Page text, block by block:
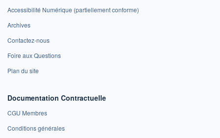
Accessibilité Numérique (partiellement conforme)
Archives
Contactez-nous
Foire aux Questions
Plan du site
Documentation Contractuelle
CGU Membres
Conditions générales